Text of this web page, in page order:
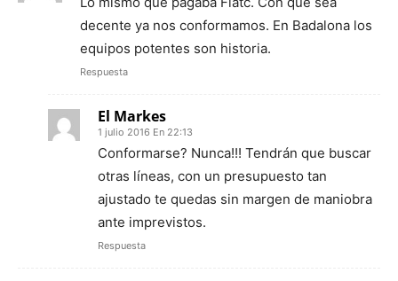
decente ya nos conformamos. En Badalona los
equipos potentes son historia.
Respuesta
El Markes
1 julio 2016 En 22:13
Conformarse? Nunca!!! Tendrán que buscar
otras líneas, con un presupuesto tan
ajustado te quedas sin margen de maniobra
ante imprevistos.
Respuesta